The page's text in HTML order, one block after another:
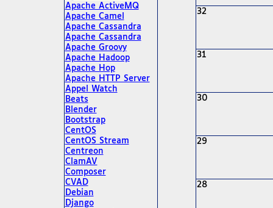
Apache ActiveMQ
Apache Camel
Apache Cassandra
Apache Cassandra
Apache Groovy
Apache Hadoop
Apache Hop
Apache HTTP Server
Appel Watch
Beats
Blender
Bootstrap
CentOS
CentOS Stream
Centreon
ClamAV
Composer
CVAD
Debian
Django
32
31
30
29
28